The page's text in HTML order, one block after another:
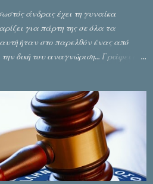
άνδρας έχει τη γυναίκα
για πάρτη της σε όλα τα
ήταν στο παρελθόν ένας από
δική του αναγνώριση... Γράφει ο